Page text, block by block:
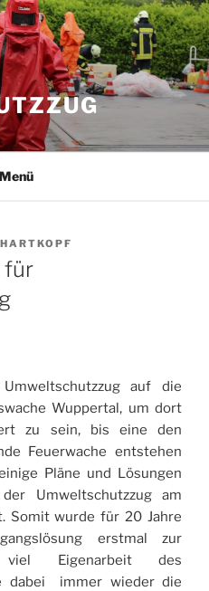
Menü
HARTKOPF
für
auf die
Wuppertal, um dort
zu sein, bis eine den
Feuerwache entstehen
Pläne und Lösungen
Umweltschutzzug am
Somit wurde für 20 Jahre
erstmal zur
Eigenarbeit des
dabei immer wieder die